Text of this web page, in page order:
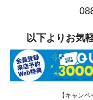
以下よりお気
【キャン